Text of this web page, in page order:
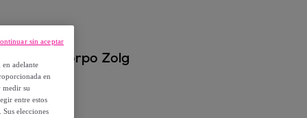
- Logo Korpo Zolg
adelante
en
medir su
entre estos
elecciones
sin aceptar